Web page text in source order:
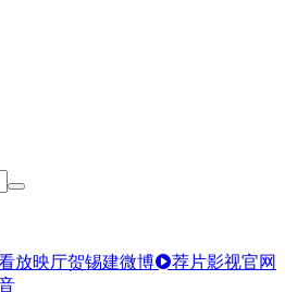
放映厅贺锡建微博
荐片影视官网